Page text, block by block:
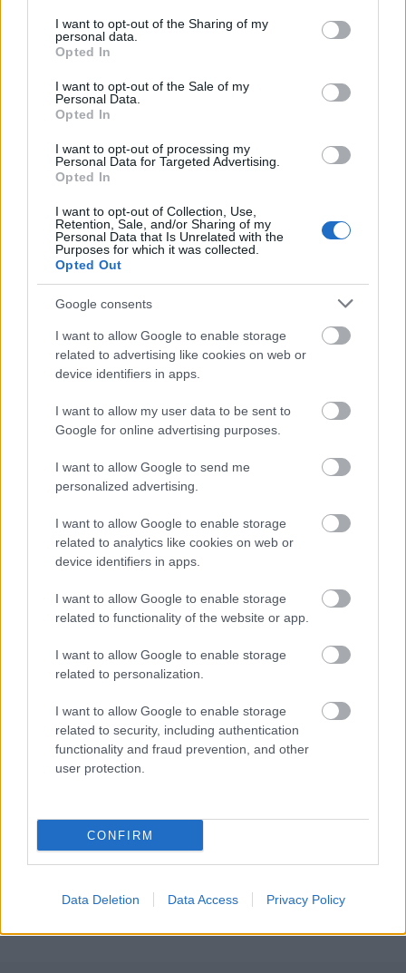
not limited to your visit or usage behaviour. You may click to
grant or deny consent to Google and its third-party tags to
use your data for below specified purposes in below Google
consent section.
I want to opt-out of the Sharing of my
personal data.
Opted In
I want to opt-out of the Sale of my
Personal Data.
Opted In
I want to opt-out of processing my
Personal Data for Targeted Advertising.
Opted In
I want to opt-out of Collection, Use,
Retention, Sale, and/or Sharing of my
Personal Data that Is Unrelated with the
Purposes for which it was collected.
Opted Out
Google consents
I want to allow Google to enable storage
related to advertising like cookies on web or
device identifiers in apps.
I want to allow my user data to be sent to
Google for online advertising purposes.
I want to allow Google to send me
personalized advertising.
I want to allow Google to enable storage
related to analytics like cookies on web or
device identifiers in apps.
I want to allow Google to enable storage
related to functionality of the website or app.
I want to allow Google to enable storage
related to personalization.
I want to allow Google to enable storage
related to security, including authentication
functionality and fraud prevention, and other
user protection.
CONFIRM
Data Deletion Data Access Privacy Policy
és zúgások – ennyi az egész, nincs is mindig
mindegyik jelen. Mégis, sikerült annyi izgalmat
anyag. És ami még fontosabb: nagyon erős a
hangulatfestő hatás, miközben nehéz megragadni,
mi is ez a hangulat. Nem a színtiszta nyugalom, de
nincs szó „sötétségről” sem; talán az emberi
jelenléttől immár megtisztíthatatlan természet
ambivalenciája érezteti ebben a hatását. Olaflur
egyébként Bácsi Barnabás, aki a shoegaze-punk
Junji Itóban gitározott, és több kísérletező formáció
Null Orchestra, Meyko&Minka) tagja.
8/10